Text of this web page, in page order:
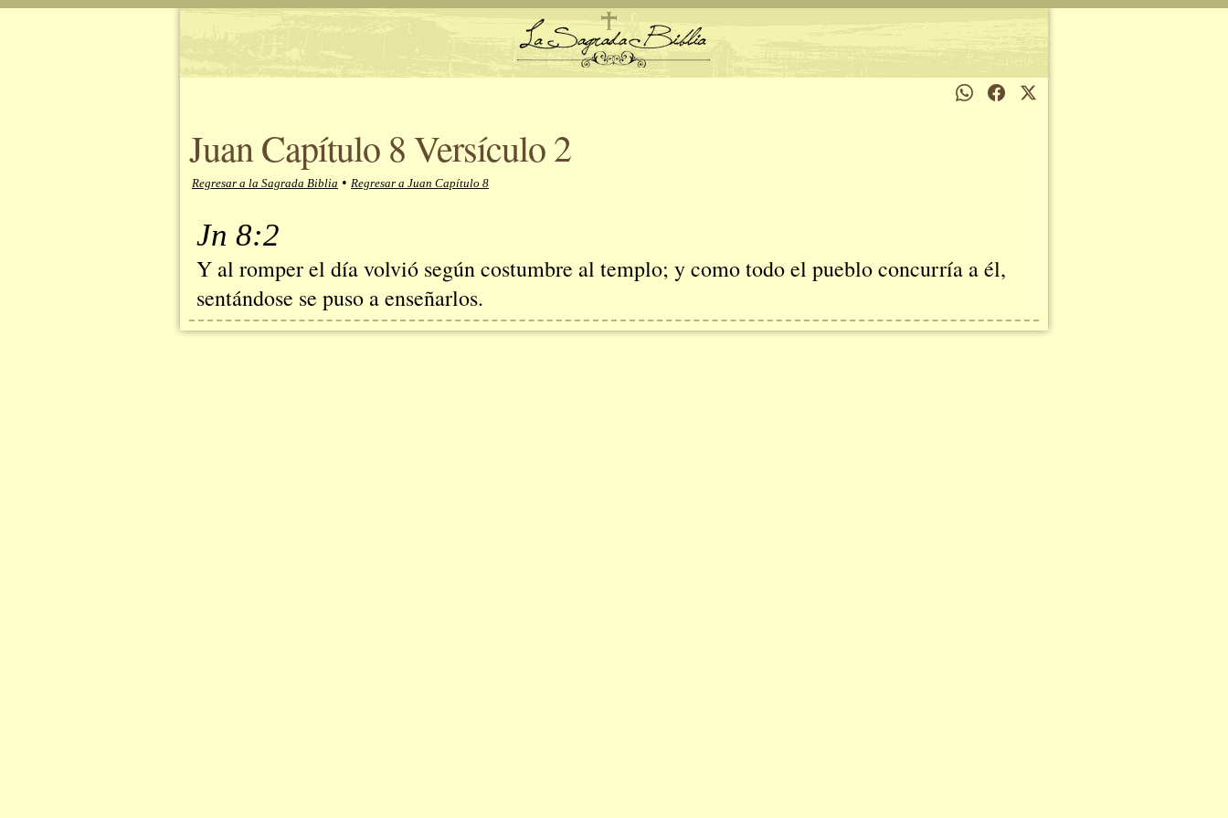
Juan Capítulo 8 Versículo 2
Regresar a la Sagrada Biblia • Regresar a Juan Capítulo 8
Jn 8:2
Y al romper el día volvió según costumbre al templo; y como todo el pueblo concurría a él,
sentándose se puso a enseñarlos.